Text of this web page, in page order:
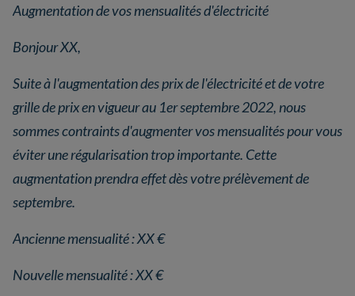
Augmentation de vos mensualités d'électricité
Bonjour XX,
Suite à l'augmentation des prix de l'électricité et de votre
grille de prix en vigueur au 1er septembre 2022, nous
sommes contraints d'augmenter vos mensualités pour vous
éviter une régularisation trop importante. Cette
augmentation prendra effet dès votre prélèvement de
septembre.
Ancienne mensualité : XX €
Nouvelle mensualité : XX €